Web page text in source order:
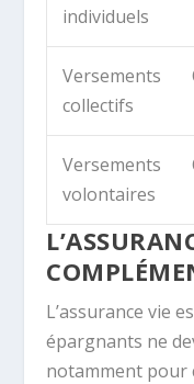
individuels
Versements
collectifs
Versements
volontaires
L’assurance vie
épargnants ne
notamment pour